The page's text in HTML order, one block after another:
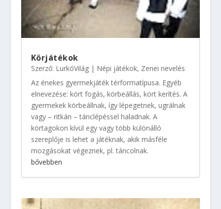
Körjátékok
Szerző: LurkóVilág| Népi játékok, Zenei nevelés
Az énekes gyermekjáték térformatípusa. Egyéb
elnevezése: kört fogás, körbeállás, kört kerítés. A
gyermekek körbeállnak, így lépegetnek, ugrálnak
vagy – ritkán – tánclépéssel haladnak. A
körtagokon kívül egy vagy több különálló
szereplője is lehet a játéknak, akik másféle
mozgásokat végeznek, pl. táncolnak.
bővebben